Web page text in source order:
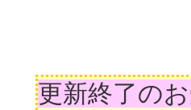
更新終了の